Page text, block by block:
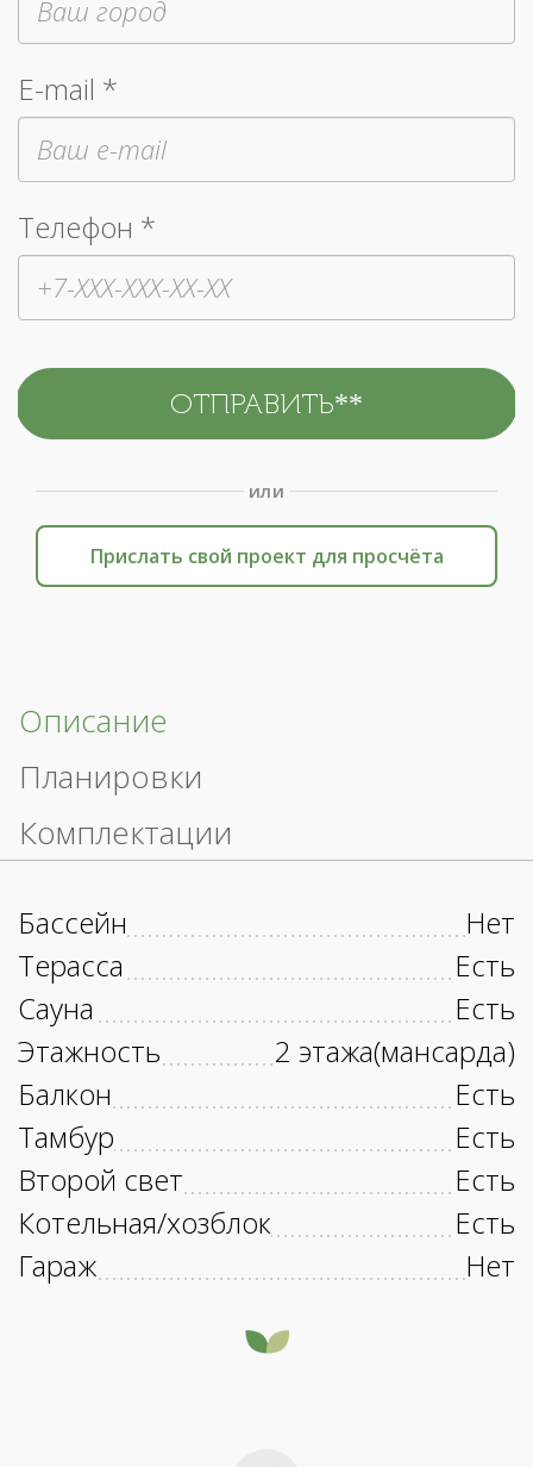
E-mail *
Телефон *
или
Прислать свой проект для просчёта
Описание
Планировки
Комплектации
Бассейн
Нет
Терасса
Есть
Сауна
Есть
Этажность
2 этажа(мансарда)
Балкон
Есть
Тамбур
Есть
Второй свет
Есть
Котельная/хозблок
Есть
Гараж
Нет